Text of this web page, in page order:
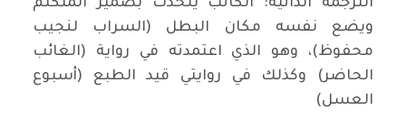
ويضع نفسه مكان البطل (السراب لنجيب
محفوظ)، وهو الذي اعتمدته في رواية (الغائب
الحاضر) وكذلك في روايتي قيد الطبع (أسبوع
العسل)